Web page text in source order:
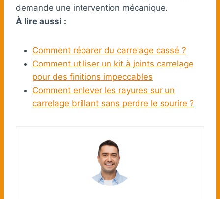
demande une intervention mécanique.
À lire aussi :
Comment réparer du carrelage cassé ?
Comment utiliser un kit à joints carrelage
pour des finitions impeccables
Comment enlever les rayures sur un
carrelage brillant sans perdre le sourire ?